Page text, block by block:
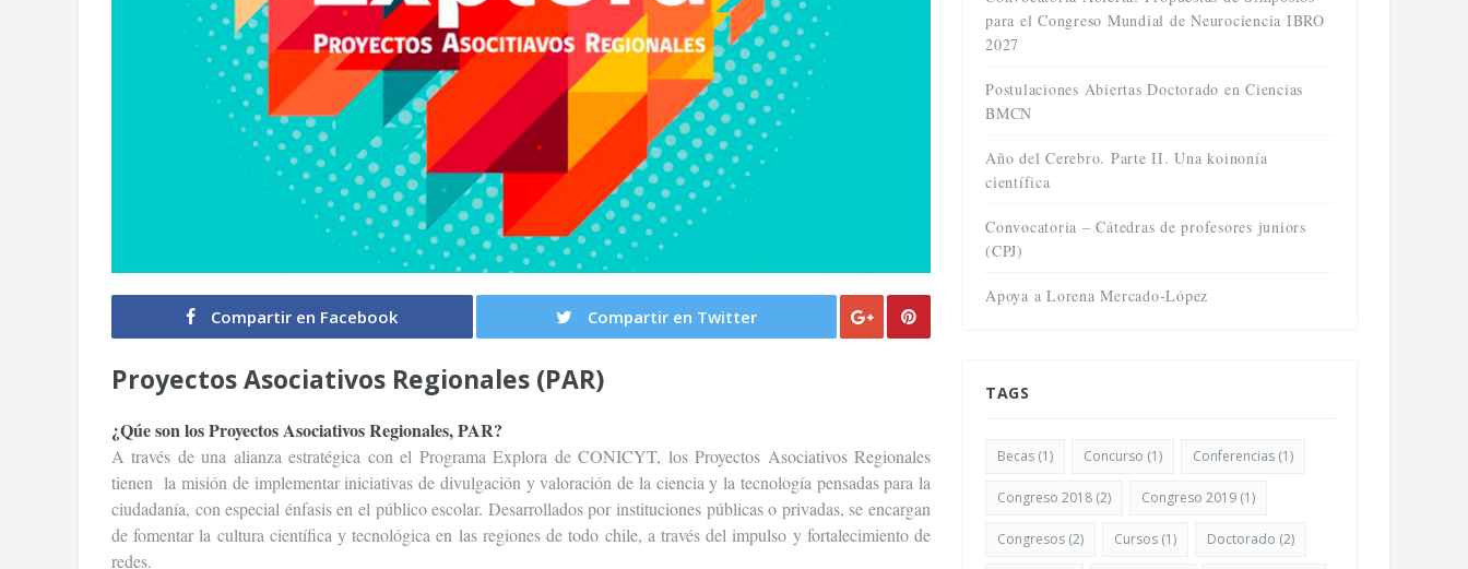
Compartir en Facebook Compartir en Twitter
Proyectos Asociativos Regionales (PAR)
¿Qúe son los Proyectos Asociativos Regionales, PAR?
A través de una alianza estratégica con el Programa Explora de CONICYT, los Proyectos Asociativos Regionales
tienen la misión de implementar iniciativas de divulgación y valoración de la ciencia y la tecnología pensadas para la
ciudadanía, con especial énfasis en el público escolar. Desarrollados por instituciones públicas o privadas, se encargan
de fomentar la cultura científica y tecnológica en las regiones de todo chile, a través del impulso y fortalecimiento de
redes.
para el Congreso Mundial de Neurociencia IBRO
2027
Postulaciones Abiertas Doctorado en Ciencias
BMCN
Año del Cerebro. Parte II. Una koinonía
científica
Convocatoria – Cátedras de profesores juniors
(CPJ)
Apoya a Lorena Mercado-López
TAGS
Becas (1) Concurso (1) Conferencias (1)
Congreso 2018 (2) Congreso 2019 (1)
Congresos (2) Cursos (1) Doctorado (2)